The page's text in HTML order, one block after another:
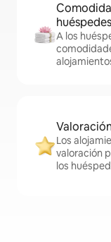
huéspedes
A los
Los
valoración
los